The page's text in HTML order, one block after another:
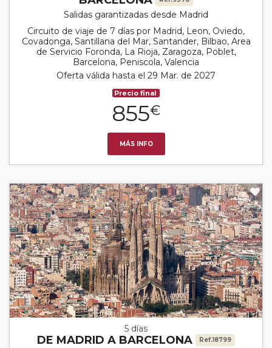
Salidas garantizadas desde Madrid
Circuito de viaje de 7 días por Madrid, Leon, Oviedo,
Covadonga, Santillana del Mar, Santander, Bilbao, Area
de Servicio Foronda, La Rioja, Zaragoza, Poblet,
Barcelona, Peniscola, Valencia
Oferta válida hasta el 29 Mar. de 2027
Precio final
855€
MÁS INFO
5 días
DE MADRID A BARCELONA Ref.18799